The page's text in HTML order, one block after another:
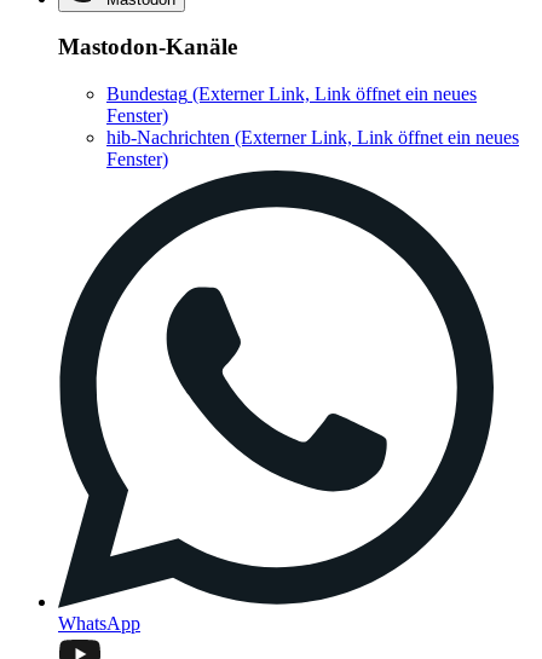
Mastodon-Kanäle
Bundestag (Externer Link, Link öffnet ein neues
Fenster)
hib-Nachrichten (Externer Link, Link öffnet ein neues
Fenster)
WhatsApp